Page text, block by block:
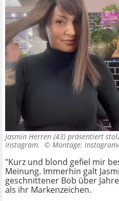
Jasmin Herren (43) präsentiert
Instagram. © Montage:
"Kurz und blond gefiel mir
Meinung. Immerhin galt
geschnittener Bob über
als ihr Markenzeichen.